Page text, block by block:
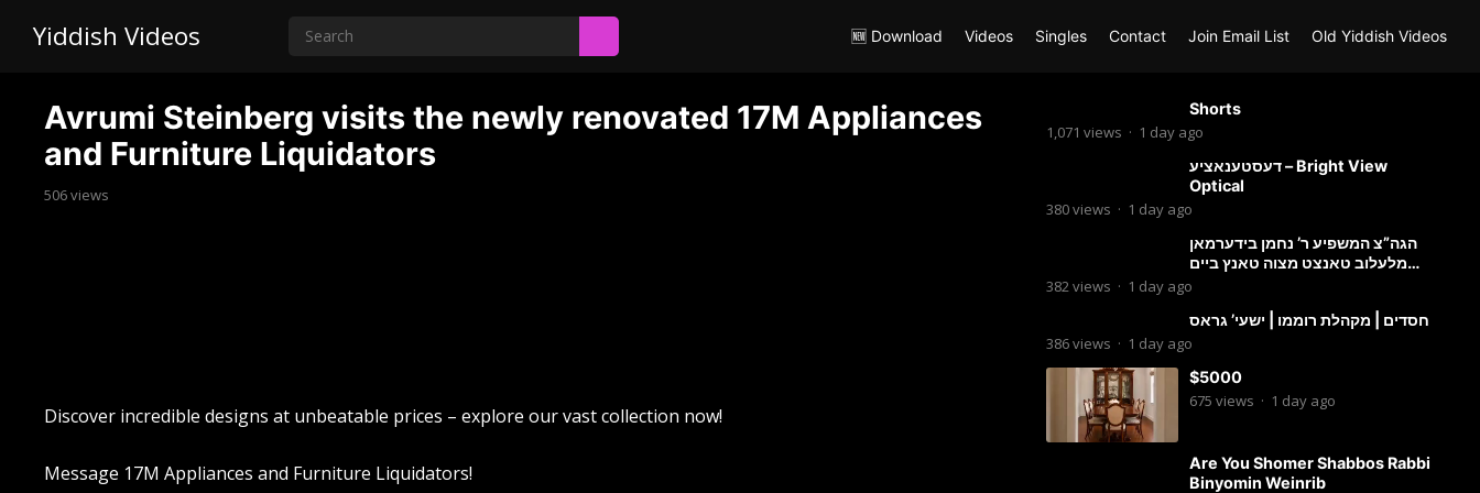
Yiddish Videos 🆕 Download Videos Singles Contact Join Email List Old Yiddish Videos
Avrumi Steinberg visits the newly renovated 17M Appliances
and Furniture Liquidators
506views
Discover incredible designs at unbeatable prices – explore our vast collection now!
Message 17M Appliances and Furniture Liquidators!
Shorts
1,071 views · 1 day ago
דעסטענאציע – Bright View
Optical
380views · 1 day ago
הגה”צ המשפיע ר’ נחמן בידערמאן
מלעלוב טאנצט מצוה טאנץ ביים
שמחת החתונה פון בנו החתן
382views · 1 day ago
חסדים | מקהלת רוממו | ישעי’ גראס
386views · 1 day ago
$5000
675 views · 1 day ago
Are You Shomer Shabbos Rabbi
Binyomin Weinrib